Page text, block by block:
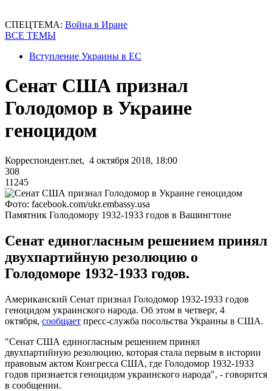
СПЕЦТЕМА: Война в Иране
ВСЕ ТЕМЫ
Вступление Украины в ЕС
Сенат США признал
Голодомор в Украине
геноцидом
Корреспондент.net, 4 октября 2018, 18:00
308
11245
Фото: facebook.com/ukr.embassy.usa
Памятник Голодомору 1932-1933 годов в Вашингтоне
Сенат единогласным решением принял
двухпартийную резолюцию о
Голодоморе 1932-1933 годов.
Американский Сенат признал Голодомор 1932-1933 годов
геноцидом украинского народа. Об этом в четверг, 4
октября, сообщает пресс-служба посольства Украины в США.
"Сенат США единогласным решением принял
двухпартийную резолюцию, которая стала первым в истории
правовым актом Конгресса США, где Голодомор 1932-1933
годов признается геноцидом украинского народа", - говорится
в сообщении.